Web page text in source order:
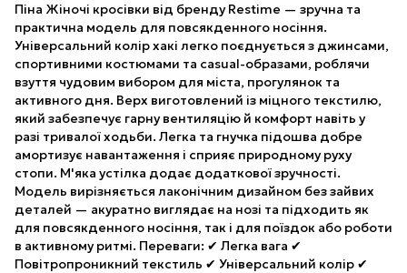
Піна Жіночі кросівки від бренду Restime — зручна та
практична модель для повсякденного носіння.
Універсальний колір хакі легко поєднується з джинсами,
спортивними костюмами та casual-образами, роблячи
взуття чудовим вибором для міста, прогулянок та
активного дня. Верх виготовлений із міцного текстилю,
який забезпечує гарну вентиляцію й комфорт навіть у
разі тривалої ходьби. Легка та гнучка підошва добре
амортизує навантаження і сприяє природному руху
стопи. М'яка устілка додає додаткової зручності.
Модель вирізняється лаконічним дизайном без зайвих
деталей — акуратно виглядає на нозі та підходить як
для повсякденного носіння, так і для поїздок або роботи
в активному ритмі. Переваги: ✔ Легка вага ✔
Повітропроникний текстиль ✔ Універсальний колір ✔